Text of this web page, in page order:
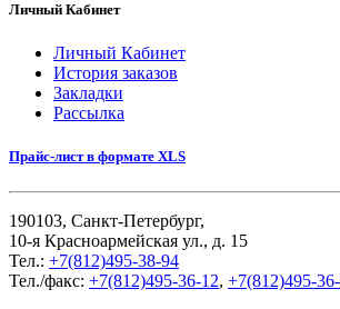
Личный Кабинет
Личный Кабинет
История заказов
Закладки
Рассылка
Прайс-лист в формате XLS
190103, Санкт-Петербург,
10-я Красноармейская ул., д. 15
Тел.: +7(812)495-38-94
Тел./факс: +7(812)495-36-12, +7(812)495-